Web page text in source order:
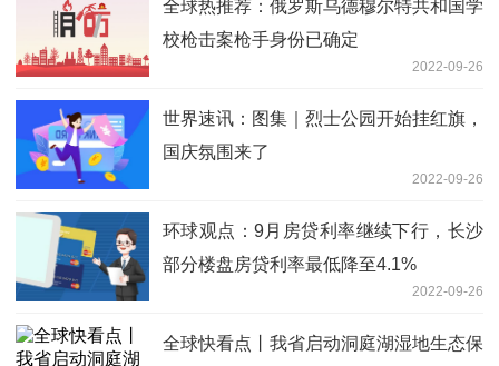
全球热推荐：俄罗斯乌德穆尔特共和国学
校枪击案枪手身份已确定
2022-09-26
世界速讯：图集｜烈士公园开始挂红旗，
国庆氛围来了
2022-09-26
环球观点：9月房贷利率继续下行，长沙
部分楼盘房贷利率最低降至4.1%
2022-09-26
全球快看点丨我省启动洞庭湖湿地生态保